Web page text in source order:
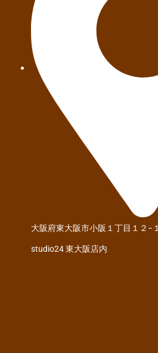
大阪府東大阪市小阪１丁目１２−
studio24 東大阪店内